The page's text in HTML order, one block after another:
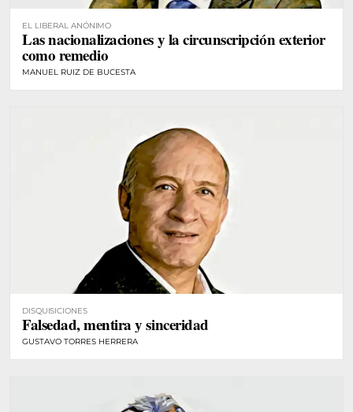
EL LIBERAL ANÓNIMO
Las nacionalizaciones y la circunscripción exterior
como remedio
MANUEL RUIZ DE BUCESTA
DISQUISICIONES
Falsedad, mentira y sinceridad
GUSTAVO TORRES HERRERA